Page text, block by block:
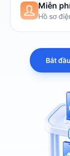
Miễn
Hồ sơ
Bắt